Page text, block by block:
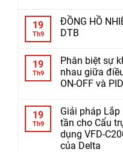
19
Th9
ĐỒNG HỒ
DTB
19
Th9
Phân biệt sự
nhau giữa
ON-OFF và PID
19
Th9
Giải pháp Lắp
tần cho Cẩu
dụng VFD-
của Delta